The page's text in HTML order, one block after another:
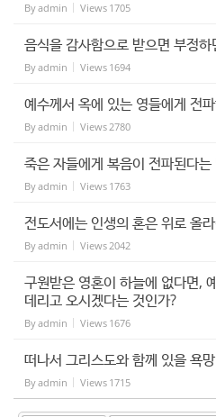
Byadmin Views 1705
음식을 감사함으로 받으면 부정
Byadmin Views 1694
예수께서 옥에 있는 영들에게 전
Byadmin Views2780
죽은 자들에게 복음이 전파된다
Byadmin Views 1763
전도서에는 인생의 혼은 위로 올
Byadmin Views2042
구원받은 영혼이 하늘에 없다면,
데리고 오시겠다는 것인가?
Byadmin Views 1676
떠나서 그리스도와 함께 있을 욕
Byadmin Views 1715